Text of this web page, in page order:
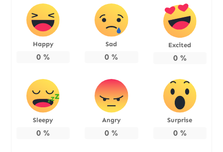
Happy
0 %
Sad
0 %
Excited
0%
Sleepy
0 %
Angry
0 %
Surprise
0%